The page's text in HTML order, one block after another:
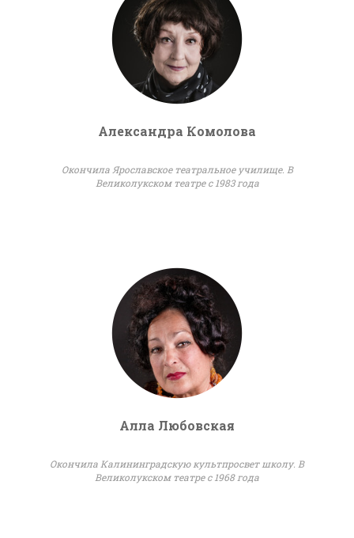
Александра Комолова
Окончила Ярославское театральное училище. В
Великолукском театре с 1983 года
Алла Любовская
Окончила Калининградскую культпросвет школу. В
Великолукском театре с 1968 года